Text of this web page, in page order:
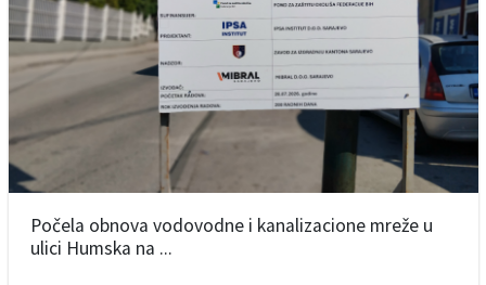
Počela obnova vodovodne i kanalizacione mreže u
ulici Humska na ...